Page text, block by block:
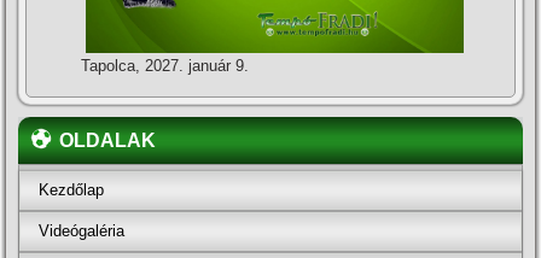
Tapolca, 2027. január 9.
OLDALAK
Kezdőlap
Videógaléria